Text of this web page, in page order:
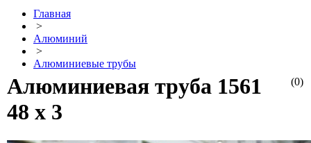
Главная
>
Алюминий
>
Алюминиевые трубы
(0)
Алюминиевая труба 1561
48 х 3